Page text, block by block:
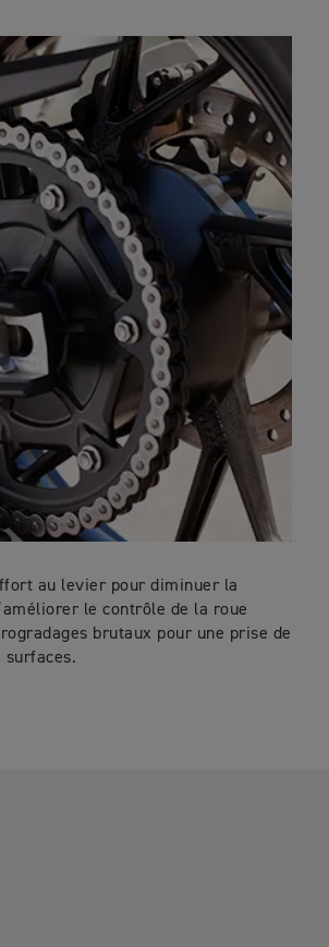
au levier pour diminuer la
le contrôle de la roue
brutaux pour une prise de
surfaces.